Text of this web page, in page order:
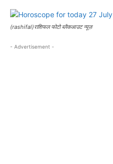
(rashifal)राशिफल फोटो ब्लैकआउट न्यूज़
- Advertisement -